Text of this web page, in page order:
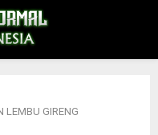
LEMBU GIRENG